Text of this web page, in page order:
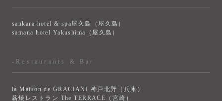
sankara hotel & spa屋久島（屋久島）
samana hotel Yakushima（屋久島）
-Restaurants & Bar
la Maison de GRACIANI 神戸北野（兵庫）
薪焼レストラン The TERRACE（宮崎）